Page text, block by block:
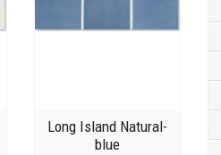
Long Island Natural-
blue